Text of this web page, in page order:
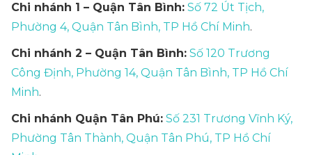
Chi nhánh 1 – Quận Tân Bình: Số 72 Út Tịch,
Phường 4, Quận Tân Bình, TP Hồ Chí Minh.
Chi nhánh 2 – Quận Tân Bình: Số 120 Trương
Công Định, Phường 14, Quận Tân Bình, TP Hồ Chí
Minh.
Chi nhánh Quận Tân Phú: Số 231 Trương Vĩnh Ký,
Phường Tân Thành, Quận Tân Phú, TP Hồ Chí